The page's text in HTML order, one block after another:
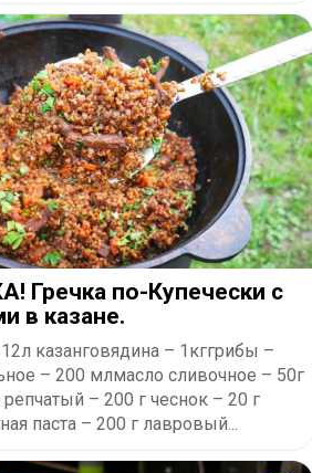
Гречка по-Купечески с
в казане.
казанговядина – 1кггрибы –
– 200 млмасло сливочное – 50г
– 200 г чеснок – 20 г
паста – 200 г лавровый...